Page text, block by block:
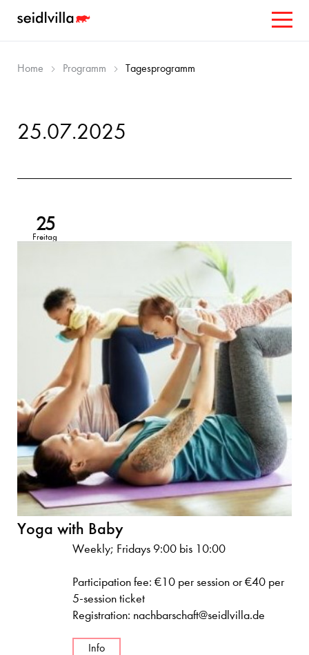
Home Programm Tagesprogramm
25.07.2025
25
Freitag
Yoga with Baby
Weekly; Fridays 9:00 bis 10:00
Participation fee: €10 per session or €40 per
5-session ticket
Registration: nachbarschaft@seidlvilla.de
Info